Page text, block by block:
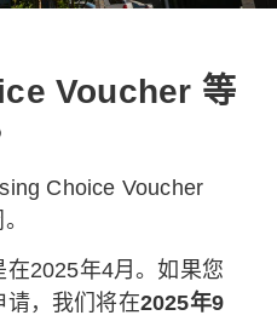
Voucher 等
Choice Voucher
2025年4月。如果您
请，我们将在2025年9